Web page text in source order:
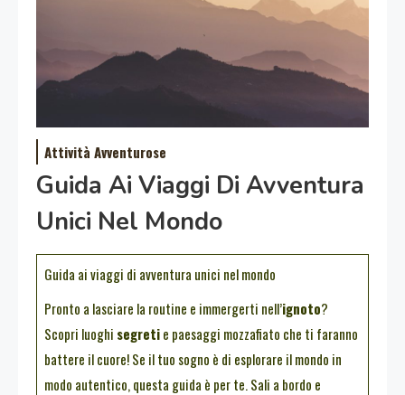
Attività Avventurose
Guida Ai Viaggi Di Avventura
Unici Nel Mondo
Guida ai viaggi di avventura unici nel mondo
Pronto a lasciare la routine e immergerti nell’ignoto?
Scopri luoghi segretie paesaggi mozzafiato che ti faranno
battere il cuore! Se il tuo sogno è di esplorare il mondo in
modo autentico, questa guida è per te. Sali a bordo e